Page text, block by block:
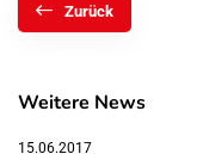
Zurück
Weitere News
15.06.2017